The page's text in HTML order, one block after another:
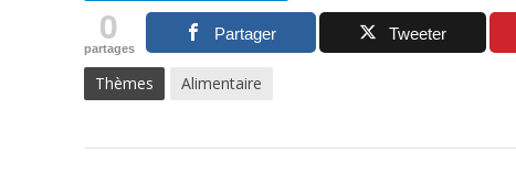
0
partages
Partager Tweeter
Thèmes Alimentaire